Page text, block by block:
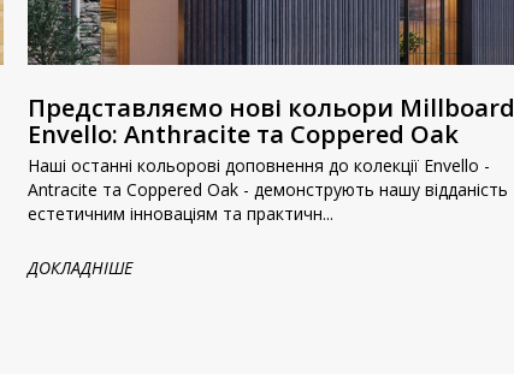
Представляємо нові кольори Millboard
Envello: Anthracite та Coppered Oak
Наші останні кольорові доповнення до колекції Envello -
Antracite та Coppered Oak - демонструють нашу відданість
естетичним інноваціям та практичн...
ДОКЛАДНІШЕ